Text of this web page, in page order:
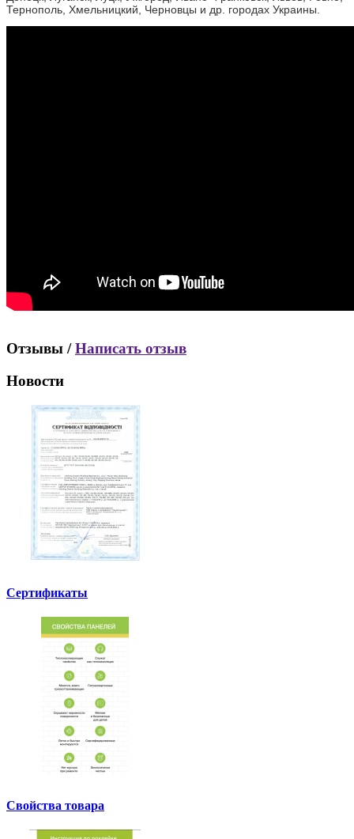
Тернополь, Хмельницкий, Черновцы и др. городах Украины.
Отзывы /Написать отзыв
Новости
Сертификаты
Свойства товара